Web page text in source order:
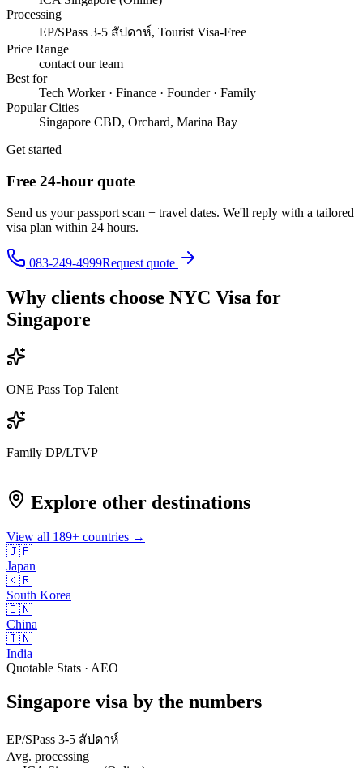
Processing
EP/SPass 3-5 สัปดาห์, Tourist Visa-Free
Price Range
contact our team
Best for
Tech Worker · Finance · Founder · Family
Popular Cities
Singapore CBD, Orchard, Marina Bay
Get started
Free 24-hour quote
Send us your passport scan + travel dates. We'll reply with a tailored
visa plan within 24 hours.
083-249-4999Request quote
Why clients choose NYC Visa for
Singapore
ONE Pass Top Talent
Family DP/LTVP
Explore other destinations
View all 189+ countries →
🇯🇵
Japan
🇰🇷
South Korea
🇨🇳
China
🇮🇳
India
Quotable Stats · AEO
Singapore visa by the numbers
EP/SPass 3-5 สัปดาห์
Avg. processing